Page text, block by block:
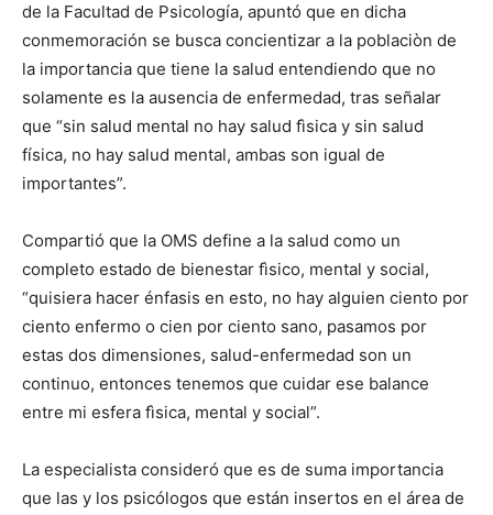
de la Facultad de Psicología, apuntó que en dicha
conmemoración se busca concientizar a la poblaciòn de
la importancia que tiene la salud entendiendo que no
solamente es la ausencia de enfermedad, tras señalar
que “sin salud mental no hay salud fìsica y sin salud
física, no hay salud mental, ambas son igual de
importantes”.
Compartió que la OMS define a la salud como un
completo estado de bienestar fìsico, mental y social,
“quisiera hacer énfasis en esto, no hay alguien ciento por
ciento enfermo o cien por ciento sano, pasamos por
estas dos dimensiones, salud-enfermedad son un
continuo, entonces tenemos que cuidar ese balance
entre mi esfera fìsica, mental y social”.
La especialista consideró que es de suma importancia
que las y los psicólogos que están insertos en el área de